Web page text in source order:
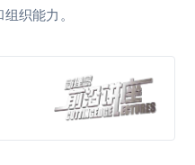
织能力。